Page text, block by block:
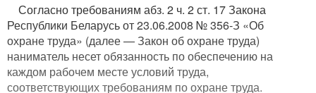
Согласно требованиям абз. 2 ч. 2 ст. 17 Закона
Республики Беларусь от 23.06.2008 № 356-З «Об
охране труда» (далее — Закон об охране труда)
наниматель несет обязанность по обеспечению на
каждом рабочем месте условий труда,
соответствующих требованиям по охране труда.